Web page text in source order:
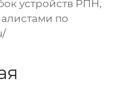
устройств РПН,
по